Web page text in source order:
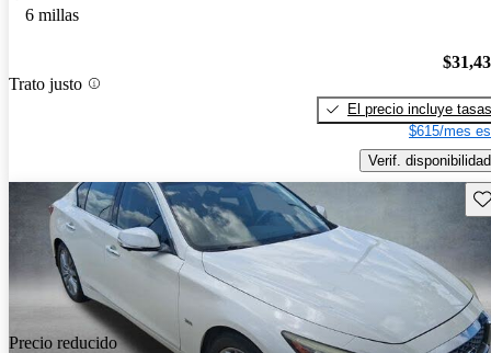
6 millas
Trato justo
El precio incluye tasas
$615/mes
Verif. disponibilidad
Precio reducido